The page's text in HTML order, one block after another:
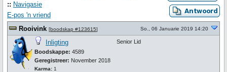
:: Navigasie
E-pos 'n vriend
Rooivink [boodskap #123615] So., 06 Januarie 2019 14:20
Inligting
Boodskappe: 4589
Geregistreer: November 2018
Karma: 1
Senior Lid